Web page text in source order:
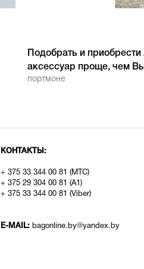
Подобрать и
аксессуар проще, чем
портмоне
КОНТАКТЫ:
+ 375 33 344 00 81 (МТС)
+ 375 29 304 00 81 (A1)
+ 375 33 344 00 81 (Viber)
E-MAIL: bagonline.by@yandex.by